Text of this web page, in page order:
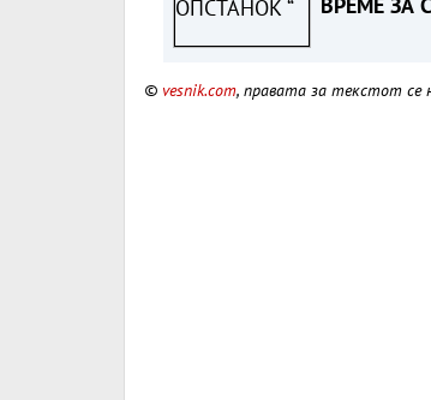
Вучиќ за
© vesnik.com, правата за текстот се